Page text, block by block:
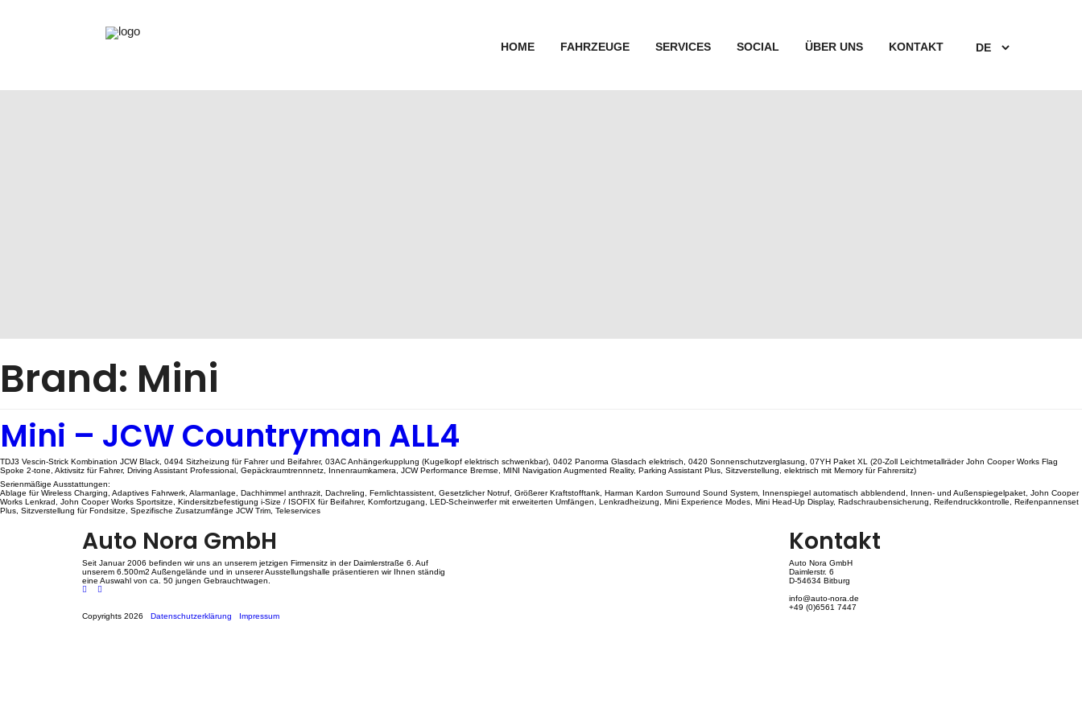
HOME FAHRZEUGE SERVICES SOCIAL ÜBER UNS KONTAKT
Brand: Mini
Mini – JCW Countryman ALL4
TDJ3 Vescin-Strick Kombination JCW Black, 0494 Sitzheizung für Fahrer und Beifahrer, 03AC Anhängerkupplung (Kugelkopf elektrisch schwenkbar), 0402 Panorma Glasdach elektrisch, 0420 Sonnenschutzverglasung, 07YH Paket XL (20-Zoll Leichtmetallräder John Cooper Works Flag
Spoke 2-tone, Aktivsitz für Fahrer, Driving Assistant Professional, Gepäckraumtrennnetz, Innenraumkamera, JCW Performance Bremse, MINI Navigation Augmented Reality, Parking Assistant Plus, Sitzverstellung, elektrisch mit Memory für Fahrersitz)
Serienmäßige Ausstattungen:
Ablage für Wireless Charging, Adaptives Fahrwerk, Alarmanlage, Dachhimmel anthrazit, Dachreling, Fernlichtassistent, Gesetzlicher Notruf, Größerer Kraftstofftank, Harman Kardon Surround Sound System, Innenspiegel automatisch abblendend, Innen- und Außenspiegelpaket, John Cooper
Works Lenkrad, John Cooper Works Sportsitze, Kindersitzbefestigung i-Size / ISOFIX für Beifahrer, Komfortzugang, LED-Scheinwerfer mit erweiterten Umfängen, Lenkradheizung, Mini Experience Modes, Mini Head-Up Display, Radschraubensicherung, Reifendruckkontrolle, Reifenpannenset
Plus, Sitzverstellung für Fondsitze, Spezifische Zusatzumfänge JCW Trim, Teleservices
Auto Nora GmbH
Seit Januar 2006 befinden wir uns an unserem jetzigen Firmensitz in der Daimlerstraße 6. Auf
unserem 6.500m2 Außengelände und in unserer Ausstellungshalle präsentieren wir Ihnen ständig
eine Auswahl von ca. 50 jungen Gebrauchtwagen.
Kontakt
Auto Nora GmbH
Daimlerstr. 6
D-54634 Bitburg
info@auto-nora.de
+49 (0)6561 7447
Copyrights 2026 Datenschutzerklärung Impressum